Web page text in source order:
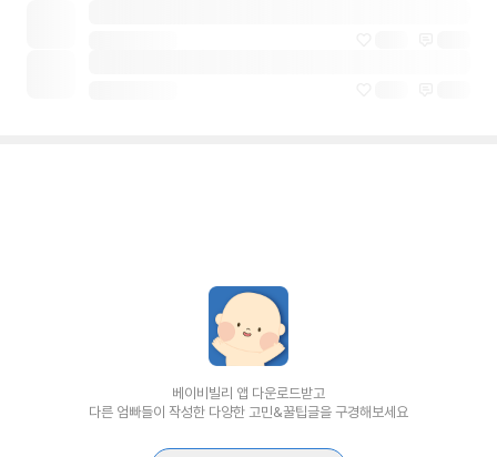
베이비빌리 앱 다운로드받고
다른 엄빠들이 작성한 다양한 고민&꿀팁글을 구경해보세요